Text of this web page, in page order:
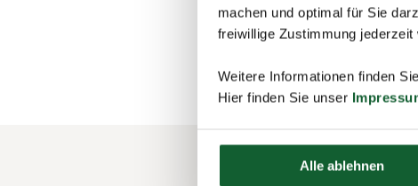
machen und optimal für Sie
freiwillige Zustimmung jederzeit
Weitere Informationen finden
Hier finden Sie unser
Alle ablehnen
schließen und zurück